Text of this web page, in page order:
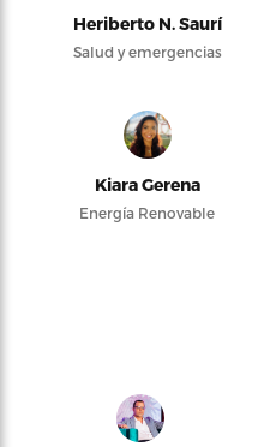
Heriberto N. Saurí
Salud y emergencias
Kiara Gerena
Energía Renovable